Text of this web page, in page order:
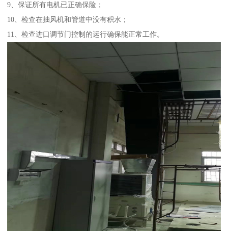
9、保证所有电机已正确保险；
10、检查在抽风机和管道中没有积水；
11、检查进口调节门控制的运行确保能正常工作。